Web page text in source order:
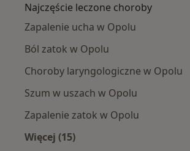
Najczęście leczone choroby
Zapalenie ucha w Opolu
Ból zatok w Opolu
Choroby laryngologiczne w Opolu
Szum w uszach w Opolu
Zapalenie zatok w Opolu
Więcej (15)